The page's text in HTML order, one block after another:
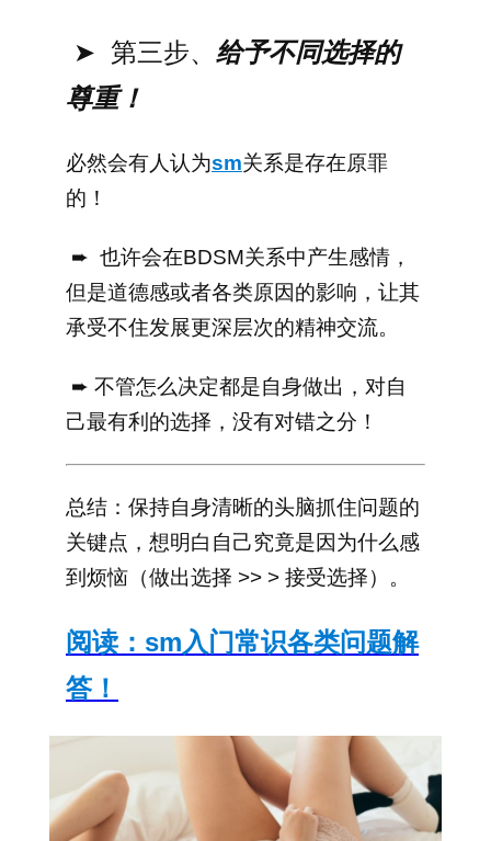
➤ 第三步、 给予不同选择的
尊重！
必然会有人认为sm关系是存在原罪
的！
➨ 也许会在BDSM关系中产生感情，
但是道德感或者各类原因的影响，让其
承受不住发展更深层次的精神交流。
➨ 不管怎么决定都是自身做出，对自
己最有利的选择，没有对错之分！
总结：保持自身清晰的头脑抓住问题的
关键点，想明白自己究竟是因为什么感
到烦恼（做出选择 >> > 接受选择）。
阅读： sm入门常识各类问题解
答！